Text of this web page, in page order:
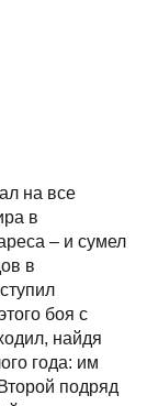
на все
в
– и сумел
в
боя с
найдя
года: им
подряд